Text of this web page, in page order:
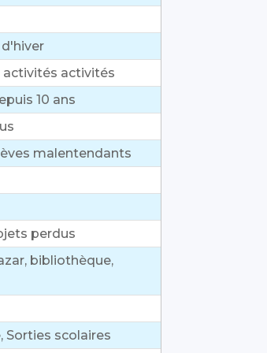
activités activités
10 ans
malentendants
perdus
bibliothèque,
Sorties scolaires